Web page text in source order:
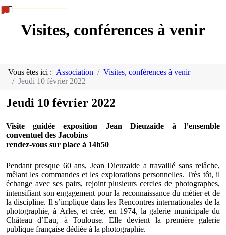
Visites, conférences à venir
Vous êtes ici : Association
Visites, conférences à venir
Jeudi 10 février 2022
Jeudi 10 février 2022
Visite guidée exposition Jean Dieuzaide à l’ensemble
conventuel des Jacobins
rendez-vous sur place à 14h50
Pendant presque 60 ans, Jean Dieuzaide a travaillé sans relâche,
mêlant les commandes et les explorations personnelles. Très tôt, il
échange avec ses pairs, rejoint plusieurs cercles de photographes,
intensifiant son engagement pour la reconnaissance du métier et de
la discipline. Il s’implique dans les Rencontres internationales de la
photographie, à Arles, et crée, en 1974, la galerie municipale du
Château d’Eau, à Toulouse. Elle devient la première galerie
publique française dédiée à la photographie.